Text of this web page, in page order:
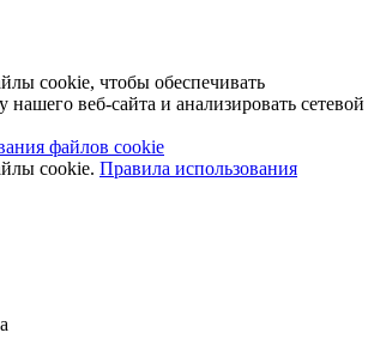
cookie, чтобы обеспечивать
нашего веб-сайта и анализировать сетевой
файлов cookie
cookie. Правила использования